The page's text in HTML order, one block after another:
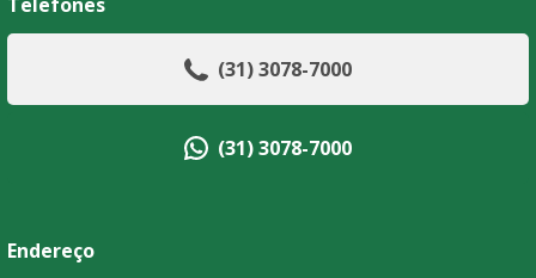
(31) 3078-7000
(31) 3078-7000
Endereço